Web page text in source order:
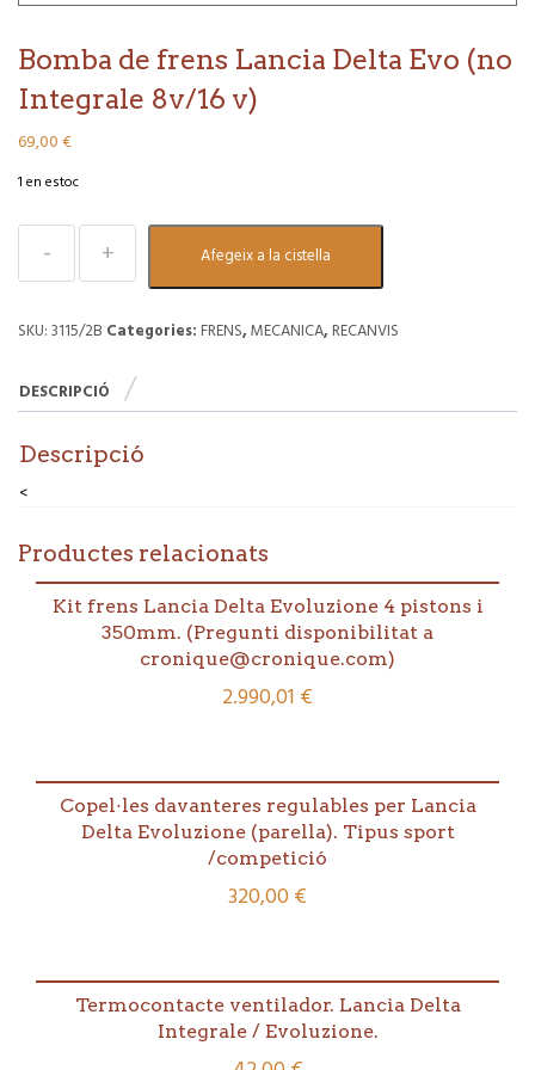
Bomba de frens Lancia Delta Evo (no
Integrale 8v/16 v)
69,00€
1 en estoc
quantitat
Bomba
frens
Evo
(no
8v/16
Afegeix a la cistella
SKU:3115/2B Categories: FRENS,MECANICA, RECANVIS
DESCRIPCIÓ
Descripció
<
Productes relacionats
Kit frens Lancia Delta Evoluzione 4 pistons i
350mm. (Pregunti disponibilitat a
cronique@cronique.com)
2.990,01 €
Copel·les davanteres regulables per Lancia
Delta Evoluzione (parella). Tipus sport
/competició
320,00€
Termocontacte ventilador. Lancia Delta
Integrale / Evoluzione.